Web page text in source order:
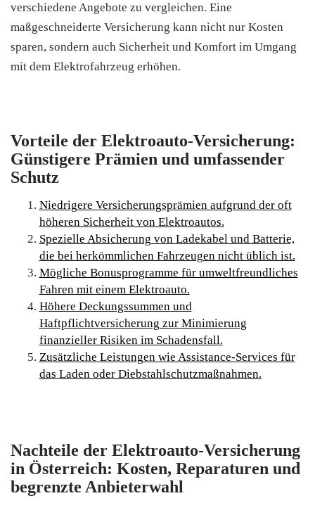
verschiedene Angebote zu vergleichen. Eine
maßgeschneiderte Versicherung kann nicht nur Kosten
sparen, sondern auch Sicherheit und Komfort im Umgang
mit dem Elektrofahrzeug erhöhen.
Vorteile der Elektroauto-Versicherung:
Günstigere Prämien und umfassender
Schutz
Niedrigere Versicherungsprämien aufgrund der oft
höheren Sicherheit von Elektroautos.
Spezielle Absicherung von Ladekabel und Batterie,
die bei herkömmlichen Fahrzeugen nicht üblich ist.
Mögliche Bonusprogramme für umweltfreundliches
Fahren mit einem Elektroauto.
Höhere Deckungssummen und
Haftpflichtversicherung zur Minimierung
finanzieller Risiken im Schadensfall.
Zusätzliche Leistungen wie Assistance-Services für
das Laden oder Diebstahlschutzmaßnahmen.
Nachteile der Elektroauto-Versicherung
in Österreich: Kosten, Reparaturen und
begrenzte Anbieterwahl